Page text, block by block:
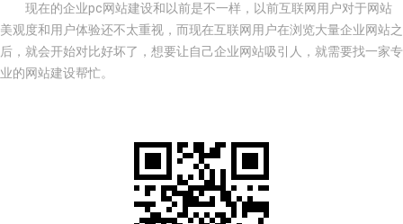
现在的企业pc网站建设和以前是不一样，以前互联网用户对于网站
美观度和用户体验还不太重视，而现在互联网用户在浏览大量企业网站之
后，就会开始对比好坏了，想要让自己企业网站吸引人，就需要找一家专
业的网站建设帮忙。